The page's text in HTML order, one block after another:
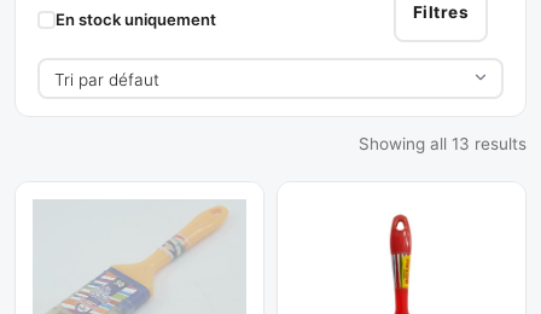
Filtres
En stock uniquement
Showing all 13 results